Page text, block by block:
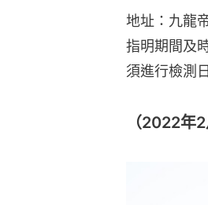
地址：九龍
指明期間及
須進行檢測
（2022年